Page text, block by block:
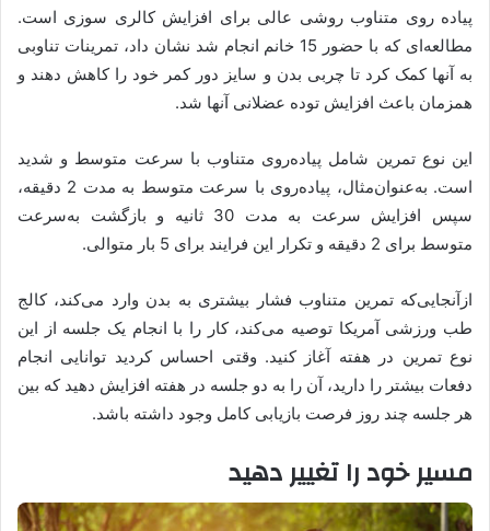
پیاده روی متناوب روشی عالی برای افزایش کالری سوزی است.
مطالعه‌ای که با حضور 15 خانم انجام شد نشان داد، تمرینات تناوبی
به آنها کمک کرد تا چربی بدن و سایز دور کمر خود را کاهش دهند و
همزمان باعث افزایش توده عضلانی آنها شد.
این نوع تمرین شامل پیاده‌روی متناوب با سرعت متوسط و شدید
است. به‌عنوان‌مثال، پیاده‌روی با سرعت متوسط به مدت 2 دقیقه،
سپس افزایش سرعت به مدت 30 ثانیه و بازگشت به‌سرعت
متوسط برای 2 دقیقه و تکرار این فرایند برای 5 بار متوالی.
ازآنجایی‌که تمرین متناوب فشار بیشتری به بدن وارد می‌کند، کالج
طب ورزشی آمریکا توصیه می‌کند، کار را با انجام یک جلسه از این
نوع تمرین در هفته آغاز کنید. وقتی احساس کردید توانایی انجام
دفعات بیشتر را دارید، آن را به دو جلسه در هفته افزایش دهید که بین
هر جلسه چند روز فرصت بازیابی کامل وجود داشته باشد.
مسیر خود را تغییر دهید